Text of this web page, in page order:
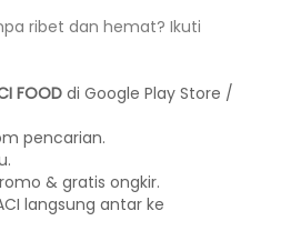
ribet dan hemat? Ikuti
FOOD di Google Play Store /
pencarian.
& gratis ongkir.
langsung antar ke